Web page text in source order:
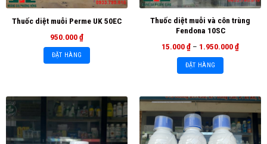
Thuốc diệt muỗi Perme UK 50EC
950.000₫
ĐẶT HÀNG
Thuốc diệt muỗi và côn trùng
Fendona 10SC
15.000₫ – 1.950.000₫
ĐẶT HÀNG